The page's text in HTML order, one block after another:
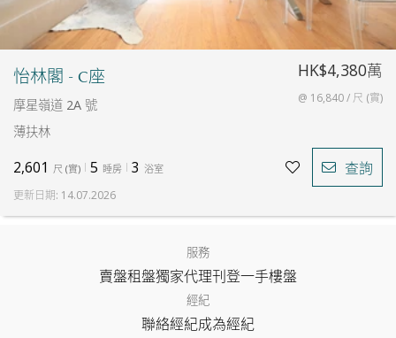
怡林閣 - C座
摩星嶺道 2A 號
薄扶林
HK$4,380萬
@ 16,840 / 尺 (實)
2,601 尺 (實) 5 睡房 3 浴室 查詢
更新日期: 14.07.2026
服務
賣盤租盤獨家代理刊登一手樓盤
經紀
聯絡經紀成為經紀